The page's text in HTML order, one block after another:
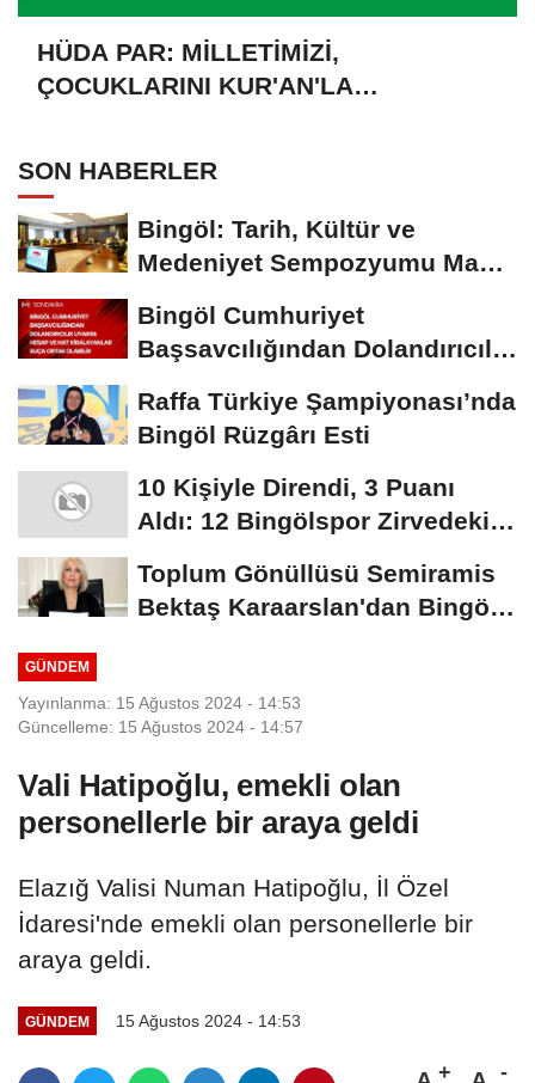
HÜDA PAR: MİLLETİMİZİ,
ÇOCUKLARINI KUR'AN'LA
SON HABERLER
Bingöl: Tarih, Kültür ve
Medeniyet Sempozyumu Mayıs
Bingöl Cumhuriyet
Başsavcılığından Dolandırıcılık
Raffa Türkiye Şampiyonası’nda
Bingöl Rüzgârı Esti
10 Kişiyle Direndi, 3 Puanı
Aldı: 12 Bingölspor Zirvedeki
Toplum Gönüllüsü Semiramis
Bektaş Karaarslan'dan Bingöl
GÜNDEM
Yayınlanma: 15 Ağustos 2024 - 14:53
Güncelleme: 15 Ağustos 2024 - 14:57
Vali Hatipoğlu, emekli olan
personellerle bir araya geldi
Elazığ Valisi Numan Hatipoğlu, İl Özel
İdaresi'nde emekli olan personellerle bir
araya geldi.
GÜNDEM 15 Ağustos 2024 - 14:53